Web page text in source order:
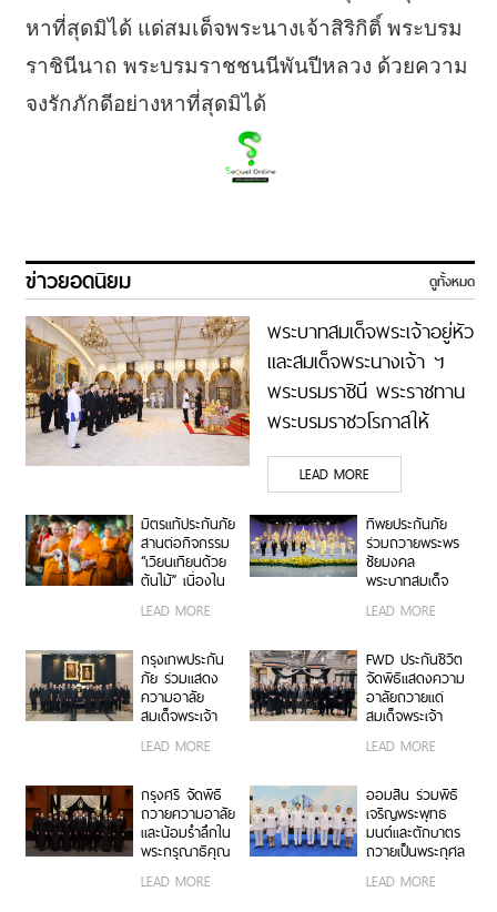
หาที่สุดมิได้ แด่สมเด็จพระนางเจ้าสิริกิติ์ พระบรม
ราชินีนาถ พระบรมราชชนนีพันปีหลวง ด้วยความ
จงรักภักดีอย่างหาที่สุดมิได้
ข่าวยอดนิยม ดูทั้งหมด
พระบาทสมเด็จพระเจ้าอยู่หัว
และสมเด็จพระนางเจ้า ฯ
พระบรมราชินี พระราชทาน
พระบรมราชวโรกาสให้
คณะกรรมการ ธนาคาร
กรุงเทพ จำกัด (มหาชน)
เฝ้าทูลละอองธุลีพระบาท
ถวายพระพรชัยมงคล
LEAD MORE
มิตรแท้ประกันภัย
สานต่อกิจกรรม
“เวียนเทียนด้วย
ต้นไม้” เนื่องใน
ณ วัดอรุณ
สืบสานพระพุทธ
ศาสนา ส่งเสริม
การทำบุญวิถีใหม่
เพื่อสิ่งแวดล้อมที่
LEAD MORE
ทิพยประกันภัย
ร่วมถวายพระพร
ชัยมงคล
พระบาทสมเด็จ
รามาธิบดีศรีสิน
กรณ พระวชิร
เกล้าเจ้าอยู่หัว
LEAD MORE
กรุงเทพประกัน
ภัย ร่วมแสดง
ความอาลัย
สมเด็จพระเจ้า
รกิติยาภา นเรนทิ
หลวงราชสาริณี
สิริพัชร มหาวัชร
ราชธิดา
LEAD MORE
FWD ประกันชีวิต
จัดพิธีแสดงความ
อาลัยถวายแด่
สมเด็จพระเจ้า
รกิติยาภา นเรนทิ
หลวงราชสาริณี
สิริพัชร มหาวัชร
ราชธิดา
LEAD MORE
กรุงศรี จัดพิธี
ถวายความอาลัย
และน้อมรำลึกใน
พระกรุณาธิคุณ
ลูกเธอ เจ้าฟ้าพัช
LEAD MORE
ออมสิน ร่วมพิธี
เจริญพระพุทธ
มนต์และตักบาตร
ถวายเป็นพระกุศล
ฉลองพระชนมายุ
LEAD MORE